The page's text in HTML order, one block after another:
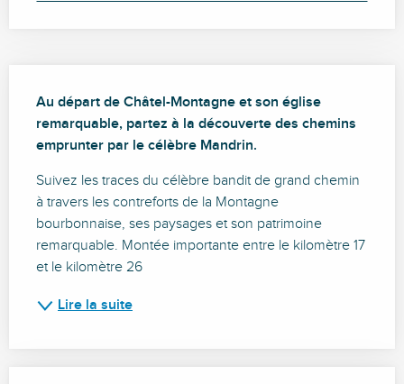
Au départ de Châtel-Montagne et son église
remarquable, partez à la découverte des chemins
emprunter par le célèbre Mandrin.
Suivez les traces du célèbre bandit de grand chemin
à travers les contreforts de la Montagne
bourbonnaise, ses paysages et son patrimoine
remarquable. Montée importante entre le kilomètre 17
et le kilomètre 26
Lire la suite